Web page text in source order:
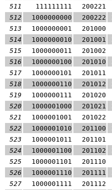
511
111111111 200221
512
1000000000 200222
513
1000000001 201000
514
1000000010 201001
515
1000000011 201002
516
1000000100 201010
517
1000000101 201011
518
1000000110 201012
519
1000000111 201020
520
1000001000 201021
521
1000001001 201022
522
1000001010 201100
523
1000001011 201101
524
1000001100 201102
525
1000001101 201110
526
1000001110 201111
527
1000001111 201112